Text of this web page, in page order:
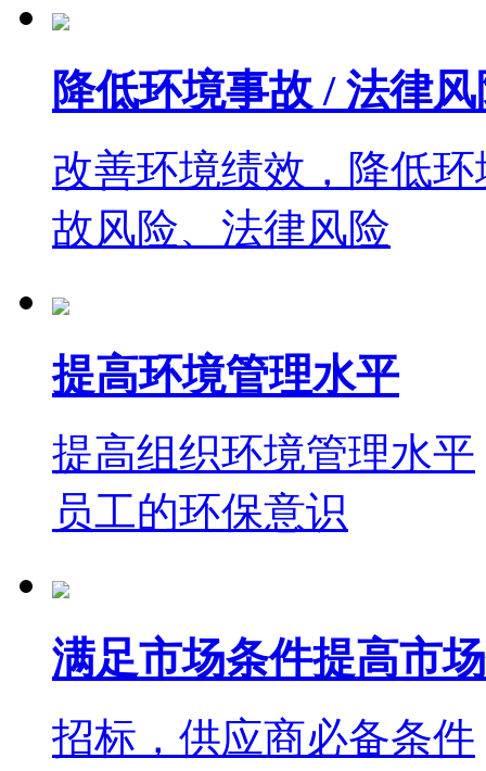
降低环境事故 / 法律
改善环境绩效，降低环
故风险、法律风险
提高环境管理水平
提高组织环境管理水平
员工的环保意识
满足市场条件提高市
招标，供应商必备条件